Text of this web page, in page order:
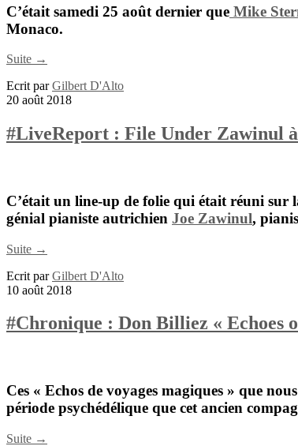
C’était samedi 25 août dernier que Mike
Monaco.
Suite →
Ecrit parGilbert D'Alto
20 août 2018
#LiveReport : File Under Zawinul
C’était un line-up de folie qui était réuni sur
génial pianiste autrichien Joe Zawinul,
Suite →
Ecrit parGilbert D'Alto
10 août 2018
#Chronique : Don Billiez « Echoes
Ces « Echos de voyages magiques » que
période psychédélique que cet ancien
Suite →